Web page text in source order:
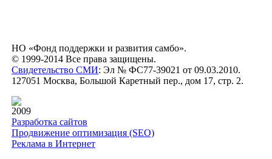
НО «Фонд поддержки и развития самбо».
© 1999-2014 Все права защищены.
Свидетельство СМИ: Эл № ФС77-39021 от 09.03.2010.
127051 Москва, Большой Каретный пер., дом 17, стр. 2.
2009
Разработка сайтов
Продвижение оптимизация (SEO)
Реклама в Интернет